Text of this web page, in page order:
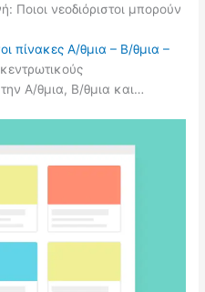
Ποιοι νεοδιόριστοι μπορούν
πίνακες Α/θμια – Β/θμια –
Α/θμια, Β/θμια και…